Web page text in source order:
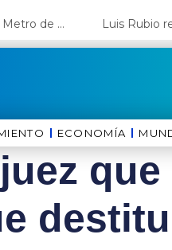
La Línea 2 del Metro de Lima y el Ramal 4 alcanzan un avance del 80%
ECONOMÍA